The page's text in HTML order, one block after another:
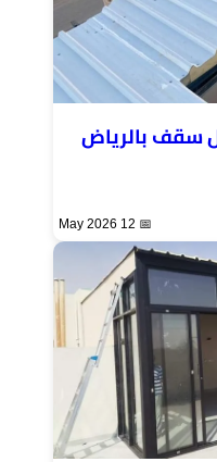
سقف بالرياض
📅 12 May 2026